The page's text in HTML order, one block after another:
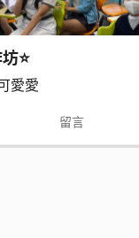
⭐
愛愛
留言